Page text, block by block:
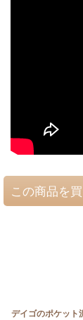
この商品を